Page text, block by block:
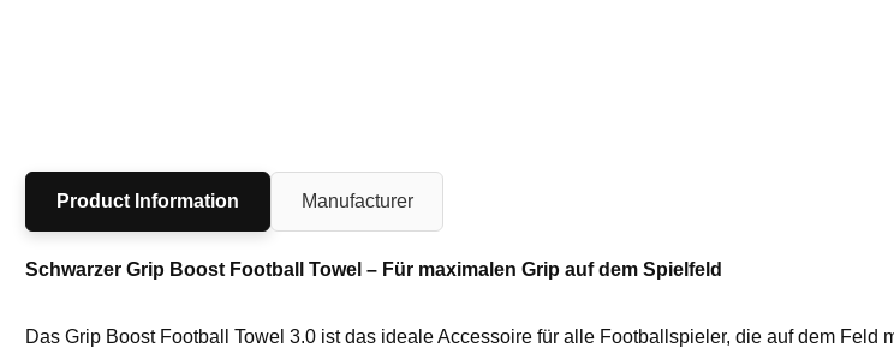
Product Information Manufacturer
Schwarzer Grip Boost Football Towel – Für maximalen Grip auf dem Spielfeld
Das Grip Boost Football Towel 3.0 ist das ideale Accessoire für alle Footballspieler, die auf dem